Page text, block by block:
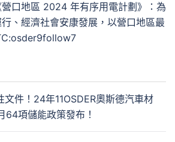
口地區 2024 年有序用電計劃》：為
、經濟社會安康發展，以營口地區最
文件！24年11OSDER奧斯德汽車材
64項儲能政策發布！